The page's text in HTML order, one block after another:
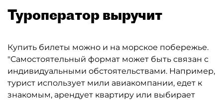
Туроператор выручит
Купить билеты можно и на морское побережье.
"Самостоятельный формат может быть связан с
индивидуальными обстоятельствами. Например,
турист использует мили авиакомпании, едет к
знакомым, арендует квартиру или выбирает